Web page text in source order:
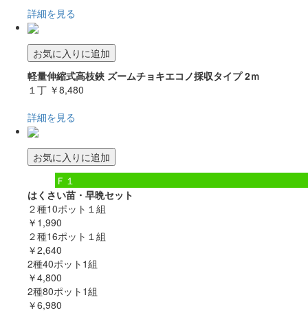
詳細を見る
お気に入りに追加
軽量伸縮式高枝鋏 ズームチョキエコノ採収タイプ 2ｍ
１丁 ￥8,480
詳細を見る
お気に入りに追加
Ｆ１
はくさい苗・早晩セット
２種10ポット１組
￥1,990
２種16ポット１組
￥2,640
2種40ポット1組
￥4,800
2種80ポット1組
￥6,980